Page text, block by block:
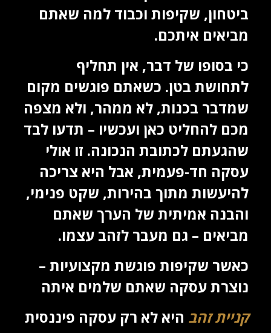
ביטחון, שקיפות וכבוד למה שאתם
מביאים איתכם.
כי בסופו של דבר, אין תחליף
לתחושת בטן. כשאתם פוגשים מקום
שמדבר בכנות, לא ממהר, ולא מצפה
מכם להחליט כאן ועכשיו – תדעו לבד
שהגעתם לכתובת הנכונה. זו אולי
עסקה חד-פעמית, אבל היא צריכה
להיעשות מתוך בהירות, שקט פנימי,
והבנה אמיתית של הערך שאתם
מביאים – גם מעבר לזהב עצמו.
כאשר שקיפות פוגשת מקצועיות –
נוצרת עסקה שאתם שלמים איתה
קניית זהב היא לא רק עסקה פיננסית